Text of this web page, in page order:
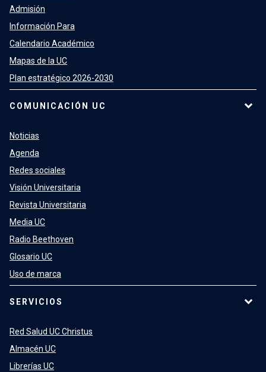
Admisión
Información Para
Calendario Académico
Mapas de la UC
Plan estratégico 2026-2030
COMUNICACIÓN UC
Noticias
Agenda
Redes sociales
Visión Universitaria
Revista Universitaria
Media UC
Radio Beethoven
Glosario UC
Uso de marca
SERVICIOS
Red Salud UC Christus
Almacén UC
Librerías UC